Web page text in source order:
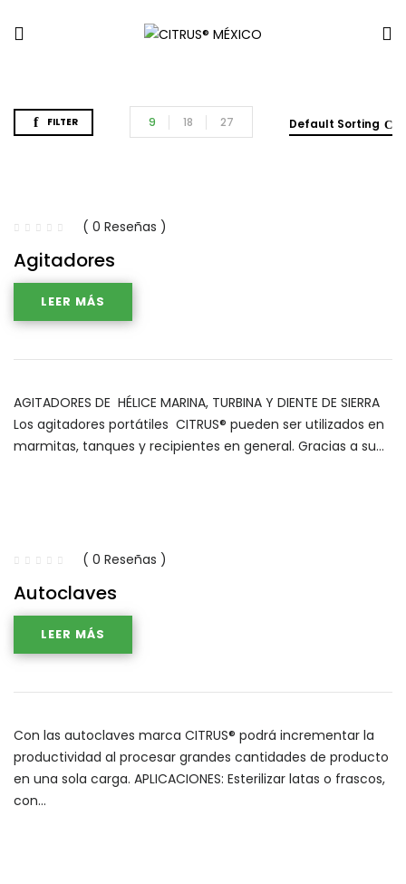
FILTER Default Sorting
9 18 27
( 0 Reseñas )
Agitadores
LEER MÁS
AGITADORES DE HÉLICE MARINA, TURBINA Y DIENTE DE SIERRA
Los agitadores portátiles CITRUS® pueden ser utilizados en
marmitas, tanques y recipientes en general. Gracias a su…
( 0 Reseñas )
Autoclaves
LEER MÁS
Con las autoclaves marca CITRUS® podrá incrementar la
productividad al procesar grandes cantidades de producto
en una sola carga. APLICACIONES: Esterilizar latas o frascos,
con…